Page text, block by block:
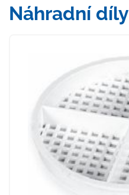
Náhradní díly